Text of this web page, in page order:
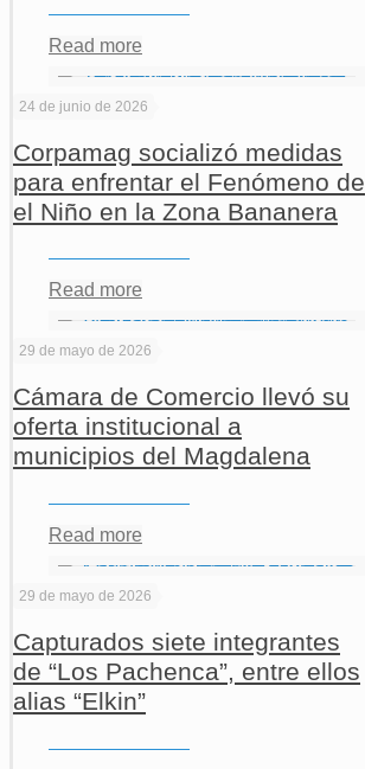
Read more
24 de junio de 2026
Corpamag socializó medidas
para enfrentar el Fenómeno de
el Niño en la Zona Bananera
Read more
29 de mayo de 2026
Cámara de Comercio llevó su
oferta institucional a
municipios del Magdalena
Read more
29 de mayo de 2026
Capturados siete integrantes
de “Los Pachenca”, entre ellos
alias “Elkin”